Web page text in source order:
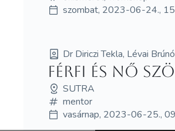
szombat, 2023-06-24.,
Dr Diriczi Tekla, Lévai Brúnó
Férfi és Nő
SUTRA
mentor
vasárnap, 2023-06-25.,